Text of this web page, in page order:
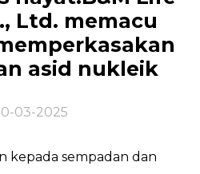
Ltd. memacu
asid nukleik
03-2025
kepada sempadan dan